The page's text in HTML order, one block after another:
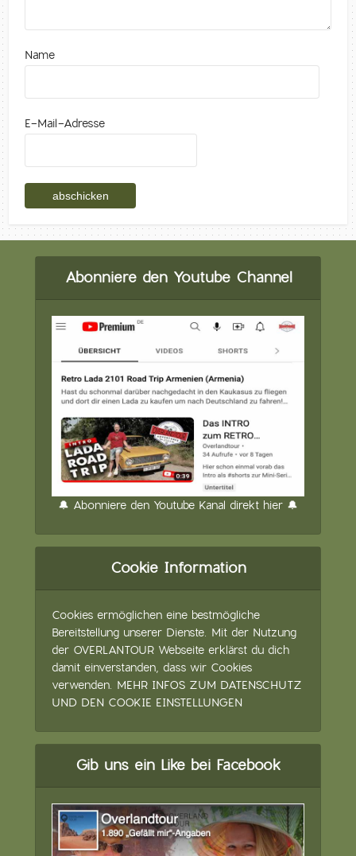
Name
E-Mail-Adresse
Abonniere den Youtube Channel
🔔 Abonniere den Youtube Kanal direkt hier 🔔
Cookie Information
Cookies ermöglichen eine bestmögliche
Bereitstellung unserer Dienste. Mit der Nutzung
der OVERLANTOUR Webseite erklärst du dich
damit einverstanden, dass wir Cookies
verwenden. MEHR INFOS ZUM DATENSCHUTZ
UND DEN COOKIE EINSTELLUNGEN
Gib uns ein Like bei Facebook